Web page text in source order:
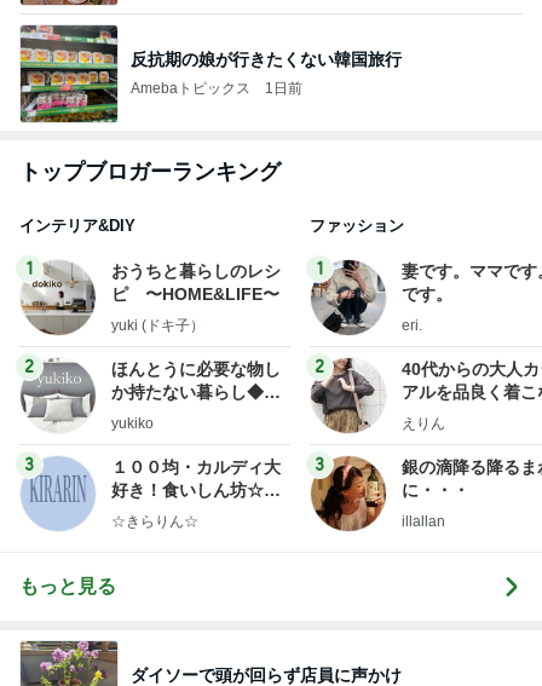
反抗期の娘が行きたくない韓国旅行
Amebaトピックス 1日前
トップブロガーランキング
インテリア&DIY
1
おうちと暮らしのレシ
ピ 〜HOME&LIFE〜
yuki (ドキ子）
2
ほんとうに必要な物し
か持たない暮らし◆Ke
ep Life Simple◆〜イ
yukiko
3
１００均・カルディ大
好き！食いしん坊☆き
らりん☆のブログ
☆きらりん☆
ファッション
1
妻です。ママです
です。
eri.
2
40代からの大人
アルを品良く着こ
ファッションブロ
えりん
3
銀の滴降る降るま
に・・・
illallan
もっと見る
ダイソーで頭が回らず店員に声かけ